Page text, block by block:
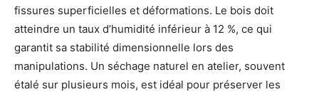
fissures superficielles et déformations. Le bois doit
atteindre un taux d’humidité inférieur à 12 %, ce qui
garantit sa stabilité dimensionnelle lors des
manipulations. Un séchage naturel en atelier, souvent
étalé sur plusieurs mois, est idéal pour préserver les